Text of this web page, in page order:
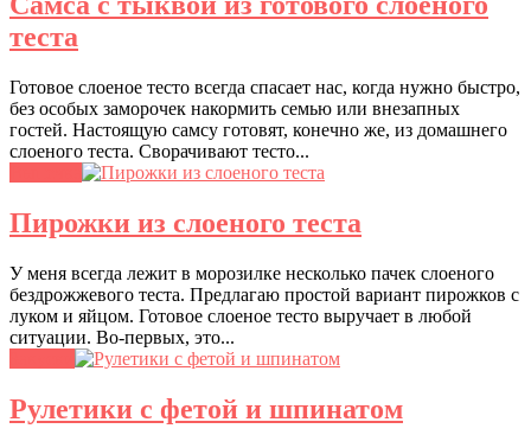
теста
Готовое слоеное тесто всегда спасает нас, когда нужно быстро,
без особых заморочек накормить семью или внезапных
гостей. Настоящую самсу готовят, конечно же, из домашнего
слоеного теста. Сворачивают тесто...
Пирожки из слоеного теста
У меня всегда лежит в морозилке несколько пачек слоеного
бездрожжевого теста. Предлагаю простой вариант пирожков с
луком и яйцом. Готовое слоеное тесто выручает в любой
ситуации. Во-первых, это...
Рулетики с фетой и шпинатом